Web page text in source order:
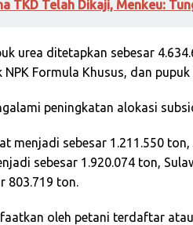
TKD Telah Dikaji, Menkeu:
urea ditetapkan sebesar
Formula Khusus, dan
peningkatan alokasi
menjadi sebesar 1.211.550
sebesar 1.920.074 ton,
803.719 ton.
oleh petani terdaftar